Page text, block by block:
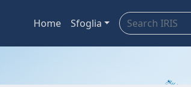
Home Sfoglia